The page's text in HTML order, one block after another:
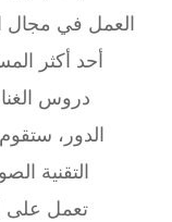
العمل في مجال
أحد أكثر
دروس
الدور،
التقنية
تعمل على